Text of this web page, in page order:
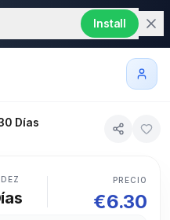
Install
Días
PRECIO
€6.30